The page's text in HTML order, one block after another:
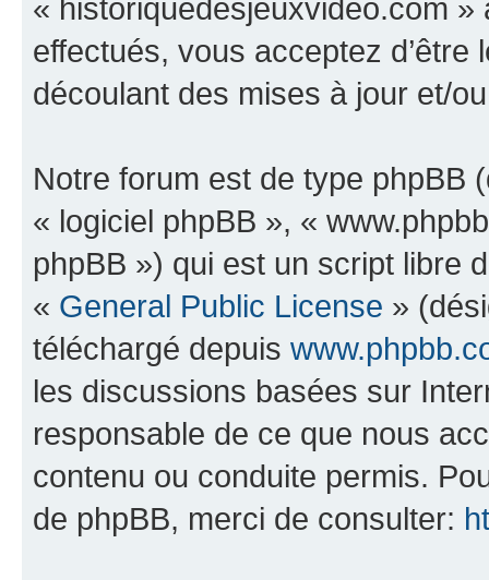
« historiquedesjeuxvideo.com
effectués, vous acceptez
découlant des mises à jour et/
Notre forum est de type phpBB
« logiciel phpBB », «
phpBB ») qui est un script libre
« General Public License »
téléchargé depuis
les discussions basées sur
responsable de ce que nous
contenu ou conduite permis.
de phpBB, merci de consulter: